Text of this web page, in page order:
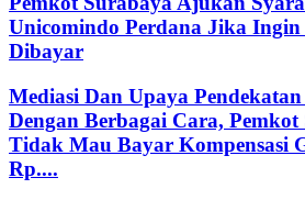
Unicomindo Perdana Jika Ingin
Dibayar
Mediasi Dan Upaya
Dengan Berbagai Cara, Pemkot
Tidak Mau Bayar Kompensasi
Rp....